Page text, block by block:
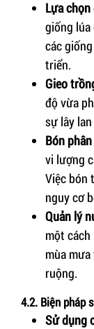
Lựa
giống lúa
các
triển.
Gieo
độ vừa
sự lây
Bón
vi lượng
Việc bón
nguy cơ
Quản lý
một
mùa
ruộng.
4.2. Biện pháp
Sử dụng